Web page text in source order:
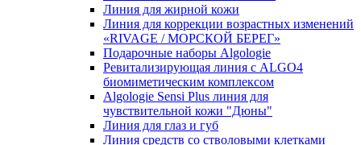
Линия для жирной кожи
Линия для коррекции возрастных изменений
«RIVAGE / МОРСКОЙ БЕРЕГ»
Подарочные наборы Algologie
Ревитализирующая линия с ALGO4
биомиметическим комплексом
Algologie Sensi Plus линия для
чувcтвительной кожи "Дюны"
Линия для глаз и губ
Линия средств со стволовыми клетками